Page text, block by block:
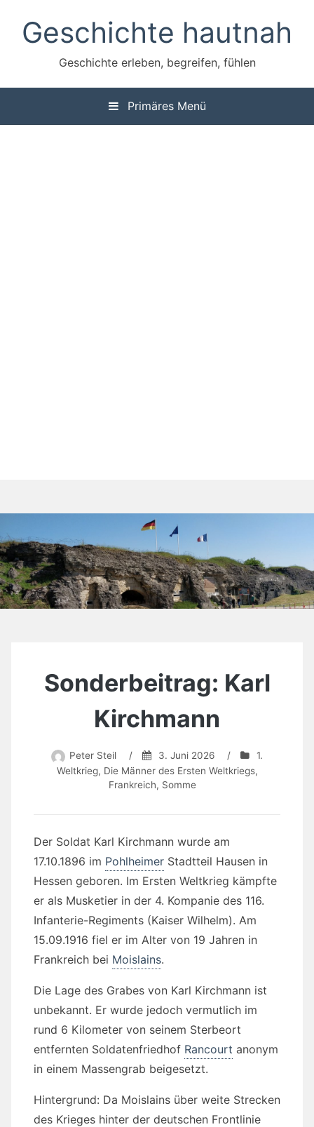
Inhalt
springenGeschichte hautnah
Geschichte erleben, begreifen, fühlen
Primäres Menü
Sonderbeitrag: Karl
Kirchmann
Peter Steil / 3. Juni 2026 /
1.
Weltkrieg, Die Männer des Ersten Weltkriegs,
Frankreich, Somme
Der Soldat Karl Kirchmann wurde am
17.10.1896 im Pohlheimer Stadtteil Hausen in
Hessen geboren. Im Ersten Weltkrieg kämpfte
er als Musketier in der 4. Kompanie des 116.
Infanterie-Regiments (Kaiser Wilhelm). Am
15.09.1916 fiel er im Alter von 19 Jahren in
Frankreich bei Moislains.
Die Lage des Grabes von Karl Kirchmann ist
unbekannt. Er wurde jedoch vermutlich im
rund 6 Kilometer von seinem Sterbeort
entfernten Soldatenfriedhof Rancourt anonym
in einem Massengrab beigesetzt.
Hintergrund: Da Moislains über weite Strecken
des Krieges hinter der deutschen Frontlinie